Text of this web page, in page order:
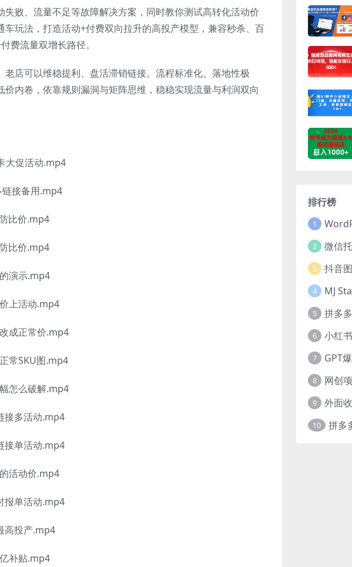
败、流量不足等故障解决方案，同时教你测试高转化活动价
玩法，打造活动+付费双向拉升的高投产模型，兼容秒杀、百
费流量双增长路径。
店可以维稳提利、盘活滞销链接。流程标准化、落地性极
内卷，依靠规则漏洞与矩阵思维，稳稳实现流量与利润双向
大促活动.mp4
接备用.mp4
比价.mp4
比价.mp4
演示.mp4
上活动.mp4
成正常价.mp4
常SKU图.mp4
怎么破解.mp4
接多活动.mp4
接单活动.mp4
活动价.mp4
报单活动.mp4
高投产.mp4
补贴.mp4
排行榜
1
2
3
4
5
6
7
8
9
10